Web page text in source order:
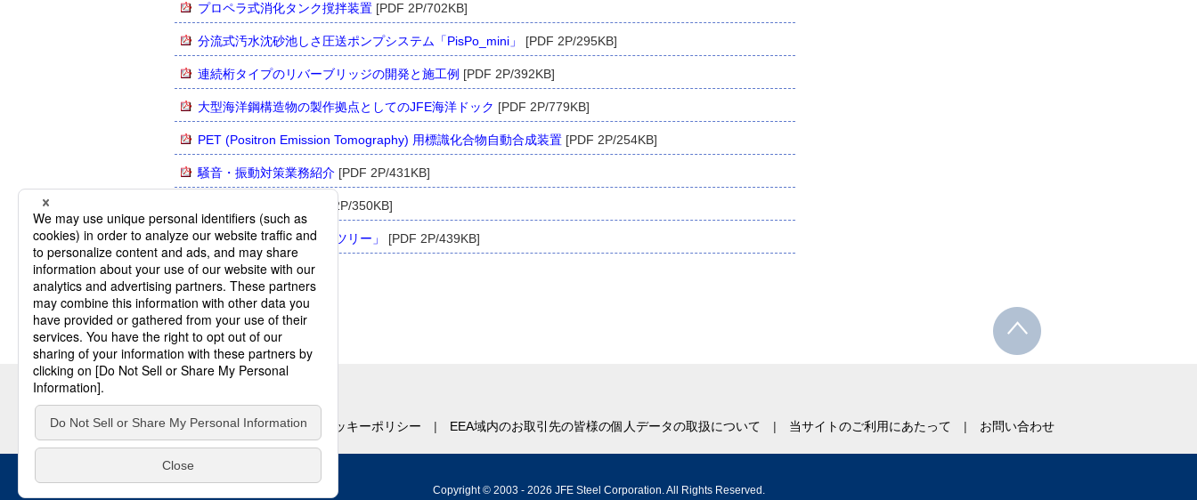
プロペラ式消化タンク撹拌装置 [PDF 2P/702KB]
分流式汚水沈砂池しさ圧送ポンプシステム「PisPo_mini」 [PDF 2P/295KB]
連続桁タイプのリバーブリッジの開発と施工例 [PDF 2P/392KB]
大型海洋鋼構造物の製作拠点としてのJFE海洋ドック [PDF 2P/779KB]
PET (Positron Emission Tomography) 用標識化合物自動合成装置 [PDF 2P/254KB]
騒音・振動対策業務紹介 [PDF 2P/431KB]
[PDF 2P/350KB]
立体式駐輪場「サイクルツリー」 [PDF 2P/439KB]
個人情報の取扱いについて クッキーポリシー EEA域内のお取引先の皆様の個人データの取扱について 当サイトのご利用にあたって お問い合わせ
Copyright © 2003 - 2026 JFE Steel Corporation. All Rights Reserved.